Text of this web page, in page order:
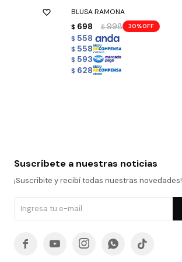
BLUSA RAMONA
$ 698 $ 998 30
$ 558
$ 558
$ 593
$ 628
Suscríbete a nuestras noticias
¡Suscribite y recibí todas nuestras novedades!
    